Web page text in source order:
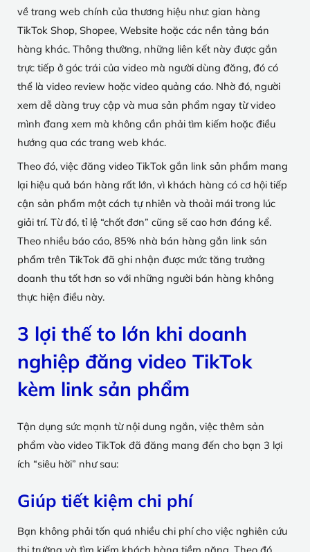
về trang web chính của thương hiệu như: gian hàng
TikTok Shop, Shopee, Website hoặc các nền tảng bán
hàng khác. Thông thường, những liên kết này được gắn
trực tiếp ở góc trái của video mà người dùng đăng, đó có
thể là video review hoặc video quảng cáo. Nhờ đó, người
xem dễ dàng truy cập và mua sản phẩm ngay từ video
mình đang xem mà không cần phải tìm kiếm hoặc điều
hướng qua các trang web khác.
Theo đó, việc đăng video TikTok gắn link sản phẩm mang
lại hiệu quả bán hàng rất lớn, vì khách hàng có cơ hội tiếp
cận sản phẩm một cách tự nhiên và thoải mái trong lúc
giải trí. Từ đó, tỉ lệ “chốt đơn” cũng sẽ cao hơn đáng kể.
Theo nhiều báo cáo, 85% nhà bán hàng gắn link sản
phẩm trên TikTok đã ghi nhận được mức tăng trưởng
doanh thu tốt hơn so với những người bán hàng không
thực hiện điều này.
3 lợi thế to lớn khi doanh
nghiệp đăng video TikTok
kèm link sản phẩm
Tận dụng sức mạnh từ nội dung ngắn, việc thêm sản
phẩm vào video TikTok đã đăng mang đến cho bạn 3 lợi
ích “siêu hời” như sau:
Giúp tiết kiệm chi phí
Bạn không phải tốn quá nhiều chi phí cho việc nghiên cứu